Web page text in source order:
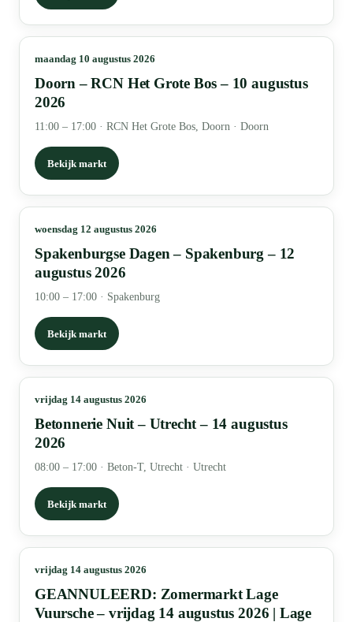
maandag 10 augustus 2026
Doorn – RCN Het Grote Bos – 10 augustus
2026
11:00 – 17:00 · RCN Het Grote Bos, Doorn · Doorn
Bekijk markt
woensdag 12 augustus 2026
Spakenburgse Dagen – Spakenburg – 12
augustus 2026
10:00 – 17:00 · Spakenburg
Bekijk markt
vrijdag 14 augustus 2026
Betonnerie Nuit – Utrecht – 14 augustus
2026
08:00 – 17:00 · Beton-T, Utrecht · Utrecht
Bekijk markt
vrijdag 14 augustus 2026
GEANNULEERD: Zomermarkt Lage
Vuursche – vrijdag 14 augustus 2026 | Lage